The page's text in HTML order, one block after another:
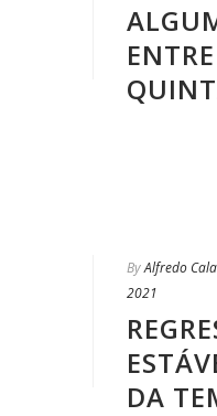
ByAlfredo
2021
DA